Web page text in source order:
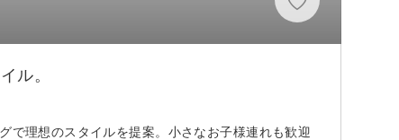
ル。
で理想のスタイルを提案。小さなお子様連れも歓迎